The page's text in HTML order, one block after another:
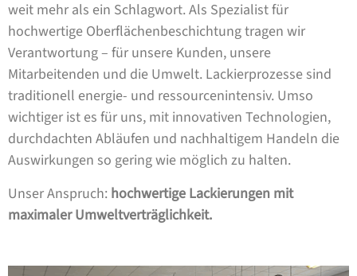
weit mehr als ein Schlagwort. Als Spezialist für
hochwertige Oberflächenbeschichtung tragen wir
Verantwortung – für unsere Kunden, unsere
Mitarbeitenden und die Umwelt. Lackierprozesse sind
traditionell energie- und ressourcenintensiv. Umso
wichtiger ist es für uns, mit innovativen Technologien,
durchdachten Abläufen und nachhaltigem Handeln die
Auswirkungen so gering wie möglich zu halten.
Unser Anspruch: hochwertige Lackierungen mit
maximaler Umweltverträglichkeit.